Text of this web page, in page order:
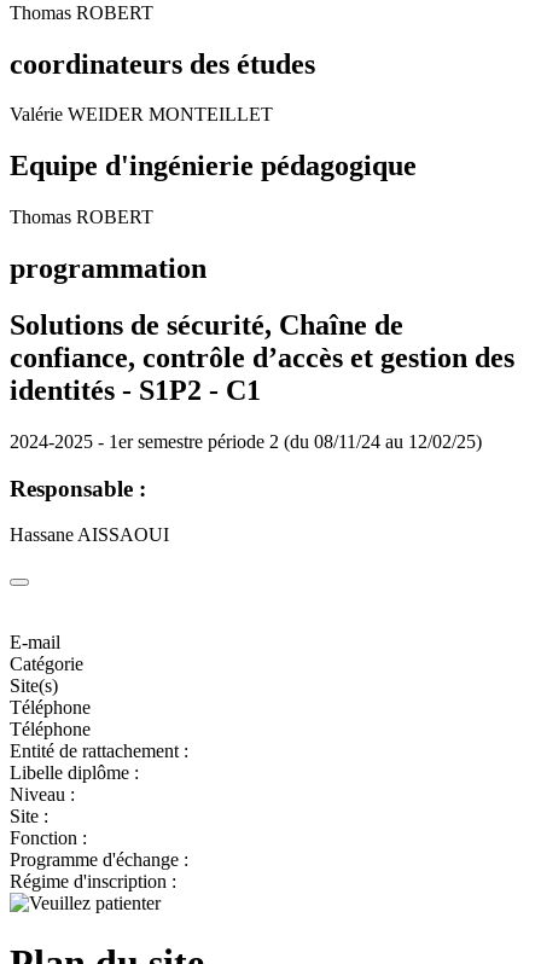
Thomas ROBERT
coordinateurs des études
Valérie WEIDER MONTEILLET
Equipe d'ingénierie pédagogique
Thomas ROBERT
programmation
Solutions de sécurité, Chaîne de
confiance, contrôle d’accès et gestion des
identités - S1P2 - C1
2024-2025 - 1er semestre période 2 (du 08/11/24 au 12/02/25)
Responsable :
Hassane AISSAOUI
E-mail
Catégorie
Site(s)
Téléphone
Téléphone
Entité de rattachement :
Libelle diplôme :
Niveau :
Site :
Fonction :
Programme d'échange :
Régime d'inscription :